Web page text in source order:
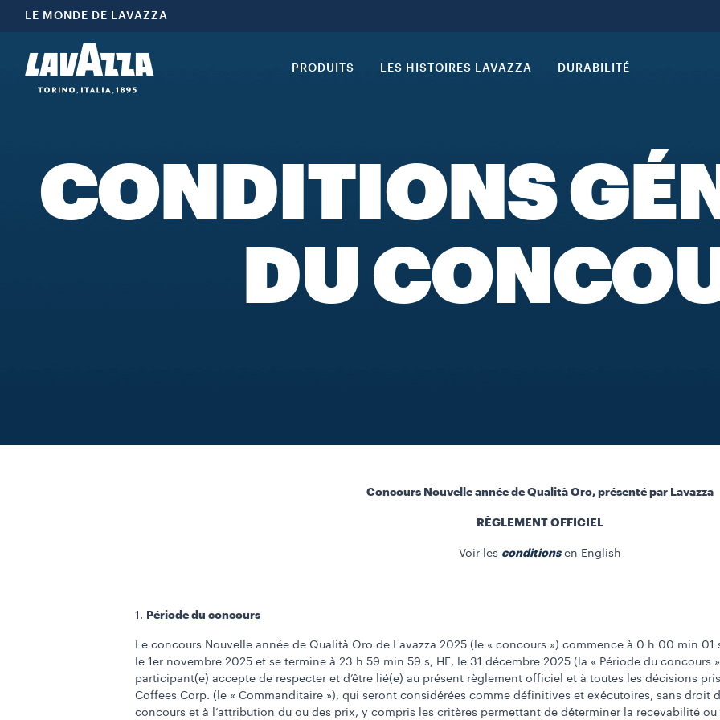
LE MONDE DE LAVAZZA
PRODUITS LES HISTOIRES LAVAZZA DURABILITÉ
CONDITIONS
DU
Concours Nouvelle année de Qualità Oro, présenté par Lavazza
RÈGLEMENT OFFICIEL
Voir les conditions en English
1. Période du concours
Le concours Nouvelle année de Qualità Oro de Lavazza 2025 (le « concours ») commence à 0 h 00 min 01
le 1er novembre 2025 et se termine à 23 h 59 min 59 s, HE, le 31 décembre 2025 (la « Période du concours
participant(e) accepte de respecter et d’être lié(e) au présent règlement officiel et à toutes les décisions
Coffees Corp. (le « Commanditaire »), qui seront considérées comme définitives et exécutoires, sans droit
concours et à l’attribution du ou des prix, y compris les critères permettant de déterminer la recevabilité